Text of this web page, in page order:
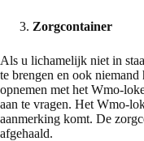
Zorgcontainer
Als u lichamelijk niet in
te brengen en ook
opnemen met het Wmo-
aan te vragen. Het Wmo-
aanmerking komt. De
afgehaald.